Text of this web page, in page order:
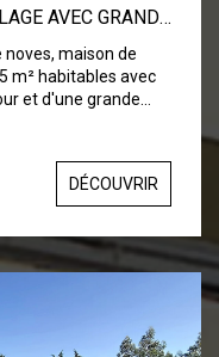
MAISON NOVES COEUR DE VILLAGE AVEC GRANDE TERRASSE ET COUR INTÉRIEURE
noves, maison de
m² habitables avec
et d'une grande
VOIR SANS
DÉCOUVRIR